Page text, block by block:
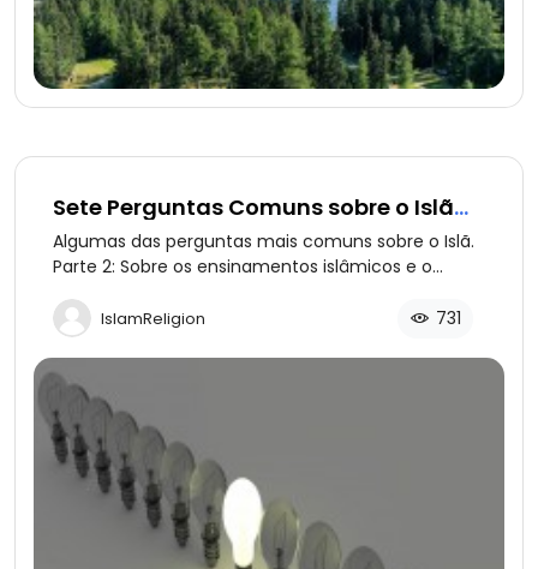
Sete Perguntas Comuns sobre o Islã
(parte 2 de 2)
Algumas das perguntas mais comuns sobre o Islã.
Parte 2: Sobre os ensinamentos islâmicos e o
IslamReligion 731